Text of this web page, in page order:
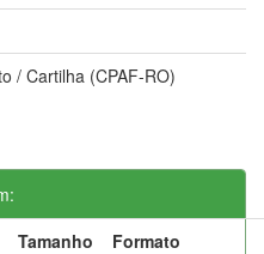
/ Cartilha (CPAF-RO)
Tamanho
Formato